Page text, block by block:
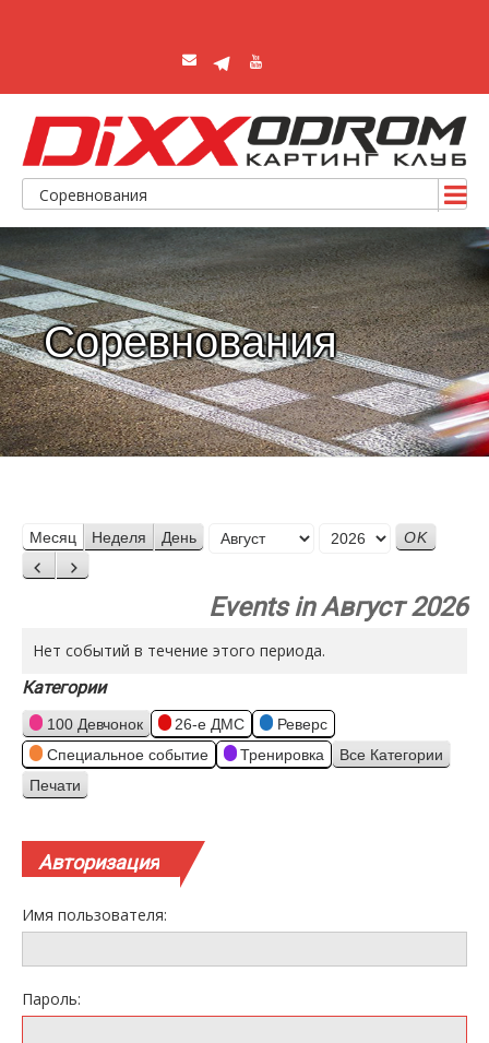
Соревнования
Соревнования
Месяц Неделя День
Месяц
Назад
Вперед
Events in Август 2026
Нет событий в течение этого периода.
Категории
100 Девчонок 26-е ДМС
Реверс
Специальное событие
Тренировка Все Категории
Просмотр
Печати
Авторизация
Имя пользователя:
Пароль: